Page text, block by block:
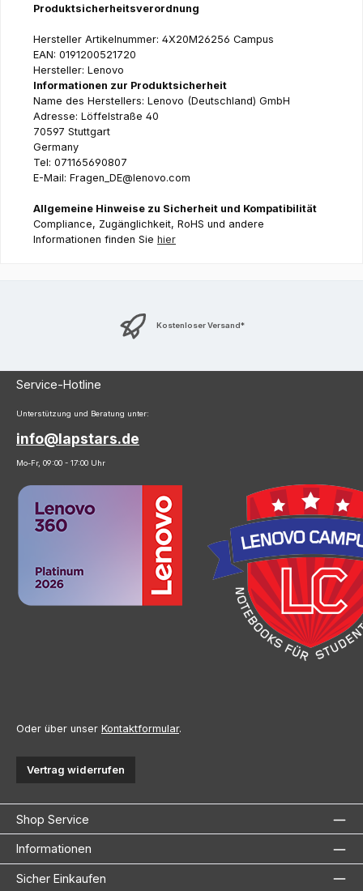
Produktsicherheitsverordnung
Hersteller Artikelnummer: 4X20M26256 Campus
EAN: 0191200521720
Hersteller: Lenovo
Informationen zur Produktsicherheit
Name des Herstellers: Lenovo (Deutschland) GmbH
Adresse: Löffelstraße 40
70597 Stuttgart
Germany
Tel: 071165690807
E-Mail: Fragen_DE@lenovo.com
Allgemeine Hinweise zu Sicherheit und Kompatibilität
Compliance, Zugänglichkeit, RoHS und andere
Informationen finden Sie hier
Kostenloser Versand*
Service-Hotline
Unterstützung und Beratung unter:
info@lapstars.de
Mo-Fr, 09:00 - 17:00 Uhr
Oder über unser Kontaktformular.
Vertrag widerrufen
Shop Service
Informationen
Sicher Einkaufen